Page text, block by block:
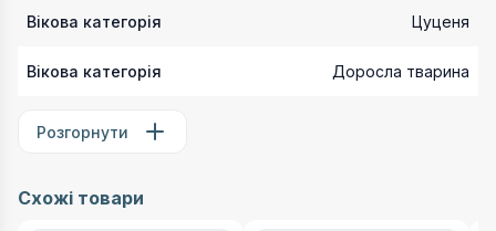
Вікова категорія Цуценя
Вікова категорія Доросла тварина
Розгорнути
Схожі товари